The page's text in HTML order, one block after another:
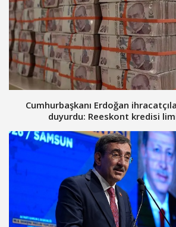
Cumhurbaşkanı Erdoğan
duyurdu: Reeskont kredisi